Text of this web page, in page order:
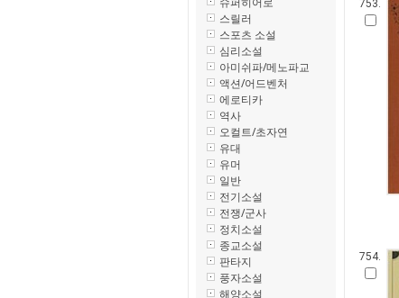
스릴러
스포츠 소설
심리소설
아미쉬파/메노파교
액션/어드벤처
에로티카
역사
오컬트/초자연
유대
유머
일반
전기소설
전쟁/군사
정치소설
종교소설
판타지
풍자소설
해양소설
753.
754.